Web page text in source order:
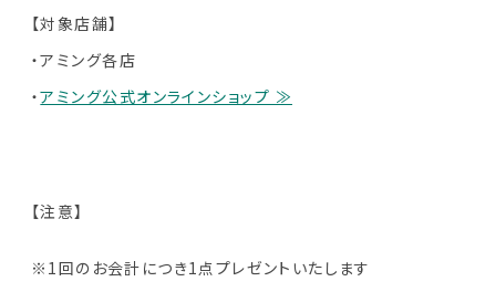
【対象店舗】
・アミング各店
・アミング公式オンラインショップ ≫
【注意】
※1回のお会計につき1点プレゼントいたします